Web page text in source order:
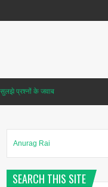
प्रश्नों के जवाब
Anurag Rai
SEARCH THIS SITE